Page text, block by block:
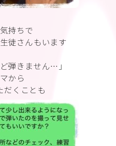
持ちで
徒さんもいます
弾きません…」
から
だくことも